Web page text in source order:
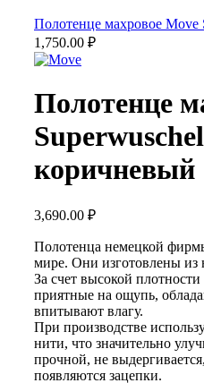
Полотенце махровое Move
1,750.00 ₽
Полотенце
коричневый
3,690.00 ₽
Полотенца немецкой
мире. Они изготовлены из
За счет высокой
приятные на ощупь,
впитывают влагу.
При производстве
нити, что значительно
прочной, не
появляются зацепки.